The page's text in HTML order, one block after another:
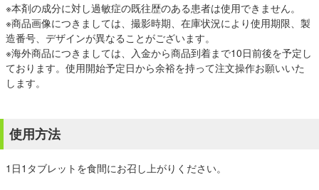
※本剤の成分に対し過敏症の既往歴のある患者は使用できません。
※商品画像につきましては、撮影時期、在庫状況により使用期限、製
造番号、デザインが異なることがございます。
※海外商品につきましては、入金から商品到着まで10日前後を予定し
ております。使用開始予定日から余裕を持って注文操作お願いいた
します。
使用方法
1日1タブレットを食間にお召し上がりください。